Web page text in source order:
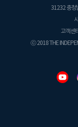
31232 충청
고객센
ⓒ 2018 THE